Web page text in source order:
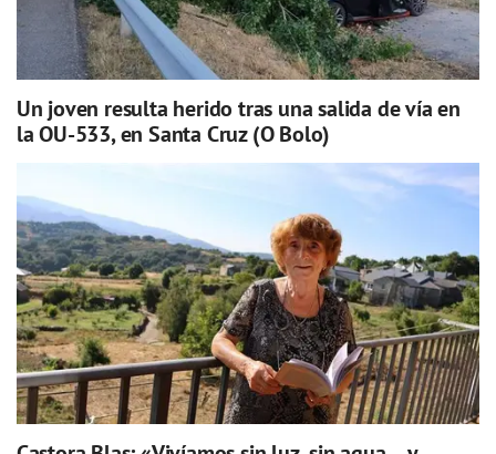
Un joven resulta herido tras una salida de vía en
la OU-533, en Santa Cruz (O Bolo)